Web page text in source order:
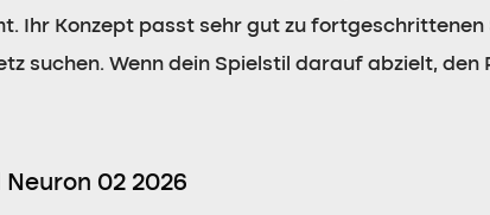
Ihr Konzept passt sehr gut zu fortgeschrittenen
suchen. Wenn dein Spielstil darauf abzielt,
02 2026